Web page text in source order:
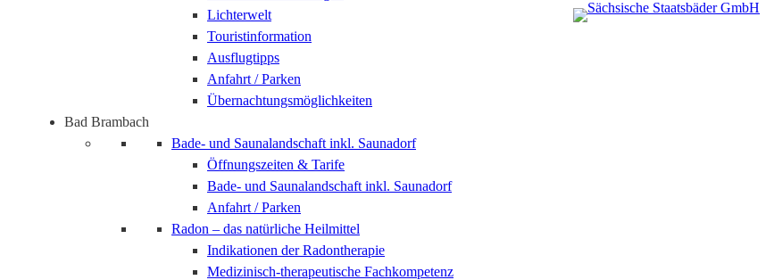
Lichterwelt
Touristinformation
Ausflugtipps
Anfahrt / Parken
Übernachtungsmöglichkeiten
Bad Brambach
Bade- und Saunalandschaft inkl. Saunadorf
Öffnungszeiten & Tarife
Bade- und Saunalandschaft inkl. Saunadorf
Anfahrt / Parken
Radon – das natürliche Heilmittel
Indikationen der Radontherapie
Medizinisch-therapeutische Fachkompetenz